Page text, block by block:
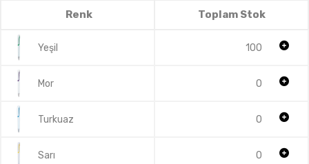
Renk Toplam Stok
Yeşil 100
Mor 0
Turkuaz 0
Sarı 0